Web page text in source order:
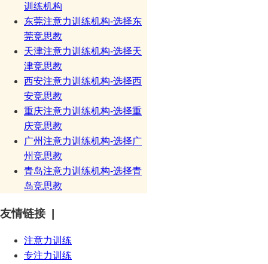
训练机构
东莞注意力训练机构-选择东
莞竞思教
天津注意力训练机构-选择天
津竞思教
西安注意力训练机构-选择西
安竞思教
重庆注意力训练机构-选择重
庆竞思教
广州注意力训练机构-选择广
州竞思教
青岛注意力训练机构-选择青
岛竞思教
友情链接 |
注意力训练
专注力训练